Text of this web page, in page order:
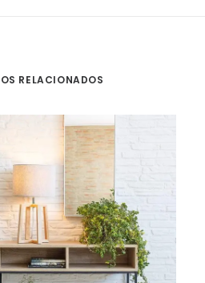
RELACIONADOS